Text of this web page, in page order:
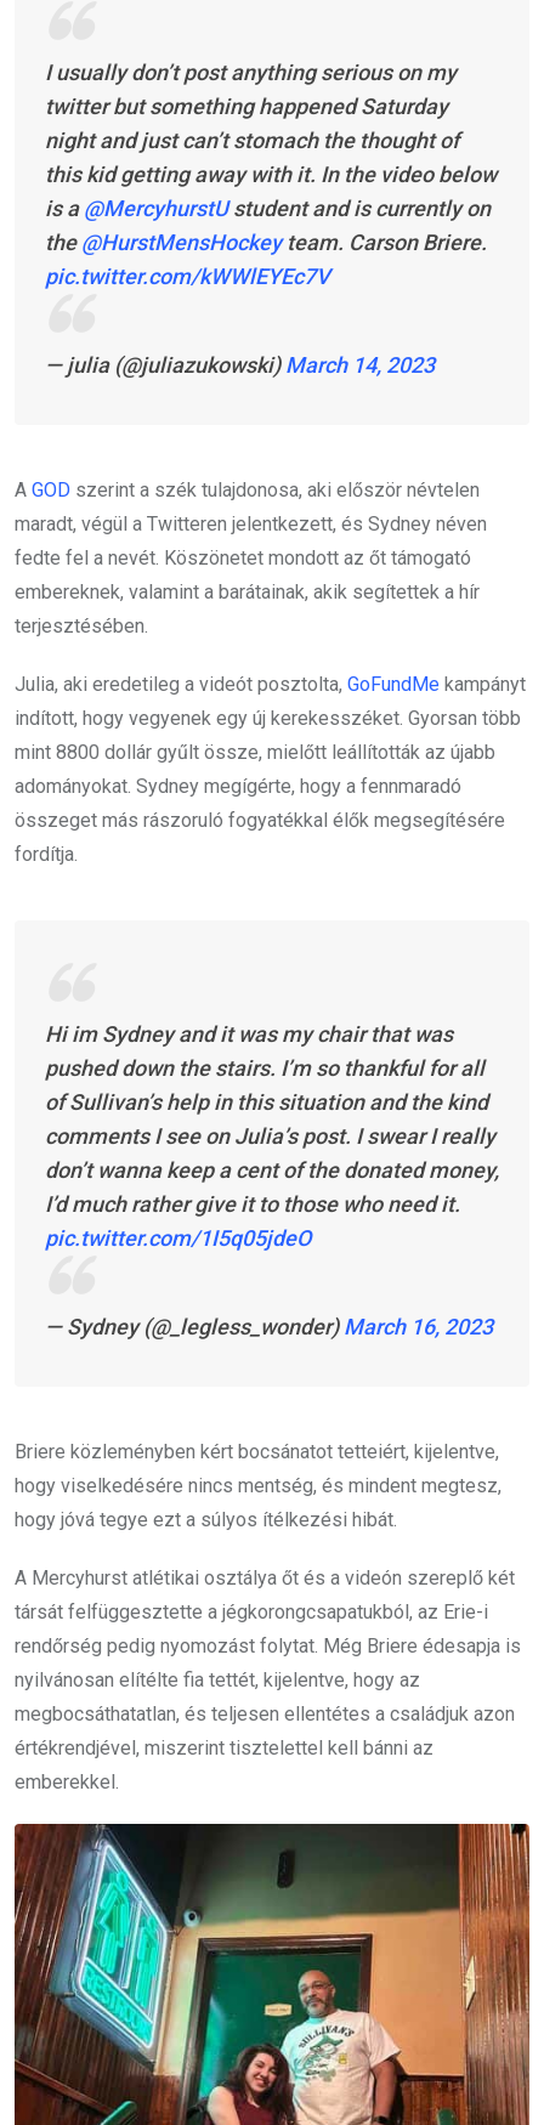
I usually don’t post anything serious on my
twitter but something happened Saturday
night and just can’t stomach the thought of
this kid getting away with it. In the video below
is a@MercyhurstUstudent and is currently on
the@HurstMensHockeyteam. Carson Briere.
pic.twitter.com/kWWlEYEc7V
— julia (@juliazukowski)March 14, 2023
A GOD szerint a szék tulajdonosa, aki először névtelen
maradt, végül a Twitteren jelentkezett, és Sydney néven
fedte fel a nevét. Köszönetet mondott az őt támogató
embereknek, valamint a barátainak, akik segítettek a hír
terjesztésében.
Julia, aki eredetileg a videót posztolta, GoFundMe kampányt
indított, hogy vegyenek egy új kerekesszéket. Gyorsan több
mint 8800 dollár gyűlt össze, mielőtt leállították az újabb
adományokat. Sydney megígérte, hogy a fennmaradó
összeget más rászoruló fogyatékkal élők megsegítésére
fordítja.
Hi im Sydney and it was my chair that was
pushed down the stairs. I’m so thankful for all
of Sullivan’s help in this situation and the kind
comments I see on Julia’s post. I swear I really
don’t wanna keep a cent of the donated money,
I’d much rather give it to those who need it.
pic.twitter.com/1I5q05jdeO
— Sydney (@_legless_wonder)March 16, 2023
Briere közleményben kért bocsánatot tetteiért, kijelentve,
hogy viselkedésére nincs mentség, és mindent megtesz,
hogy jóvá tegye ezt a súlyos ítélkezési hibát.
A Mercyhurst atlétikai osztálya őt és a videón szereplő két
társát felfüggesztette a jégkorongcsapatukból, az Erie-i
rendőrség pedig nyomozást folytat. Még Briere édesapja is
nyilvánosan elítélte fia tettét, kijelentve, hogy az
megbocsáthatatlan, és teljesen ellentétes a családjuk azon
értékrendjével, miszerint tisztelettel kell bánni az
emberekkel.